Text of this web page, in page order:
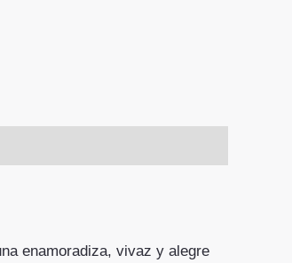
enamoradiza, vivaz y alegre